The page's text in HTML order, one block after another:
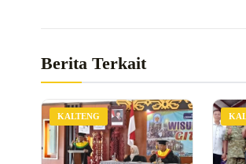
Berita Terkait
KALTENG